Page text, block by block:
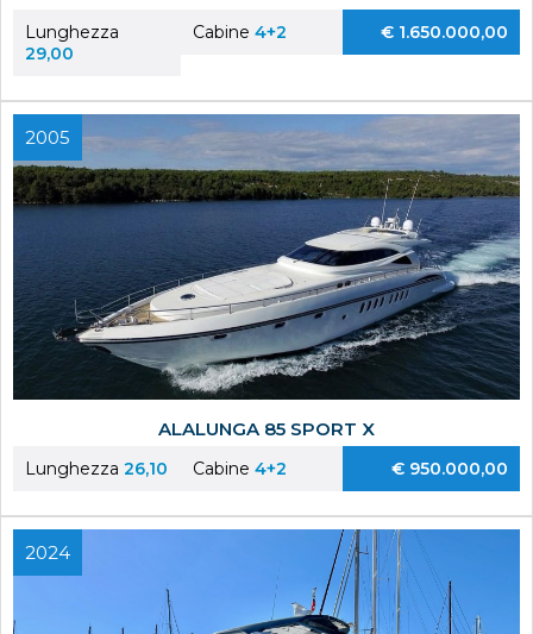
Lunghezza
29,00
Cabine 4+2 € 1.650.000,00
2005
ALALUNGA 85 SPORT X
Lunghezza 26,10 Cabine 4+2 € 950.000,00
2024